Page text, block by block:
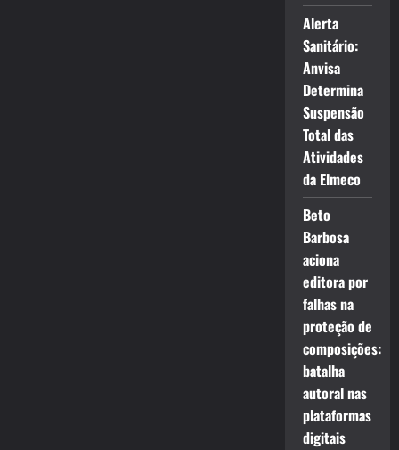
Alerta
Sanitário:
Anvisa
Determina
Suspensão
Total das
Atividades
da Elmeco
Beto
Barbosa
aciona
editora por
falhas na
proteção de
composições:
batalha
autoral nas
plataformas
digitais